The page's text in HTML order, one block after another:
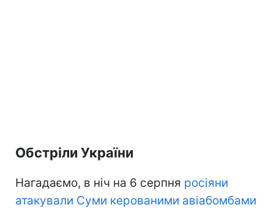
Обстріли України
Нагадаємо, в ніч на 6 серпня росіяни
атакували Суми керованими авіабомбами